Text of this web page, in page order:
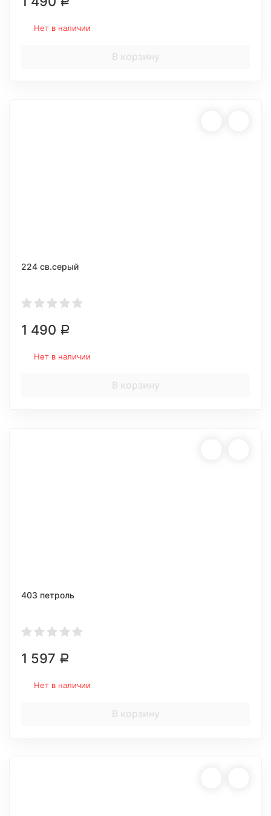
Нет в наличии
В корзину
224 св.серый
1 490 Р
Нет в наличии
В корзину
403 петроль
1 597 Р
Нет в наличии
В корзину